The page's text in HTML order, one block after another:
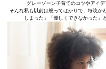
グレーゾーン子育てのコツやアイ
そんな私も以前は怒ってばかりで、毎晩か
しまった」「優しくできなかった」